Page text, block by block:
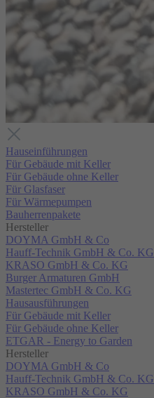
Hauseinführungen
Für Gebäude mit Keller
Für Gebäude ohne Keller
Für Glasfaser
Für Wärmepumpen
Bauherrenpakete
Hersteller
DOYMA GmbH & Co
Hauff-Technik GmbH & Co. KG
KRASO GmbH & Co. KG
Burger Armaturen GmbH
Mastertec GmbH & Co. KG
Hausausführungen
Für Gebäude mit Keller
Für Gebäude ohne Keller
ETGAR - Energy to Garden
Hersteller
DOYMA GmbH & Co
Hauff-Technik GmbH & Co. KG
KRASO GmbH & Co. KG